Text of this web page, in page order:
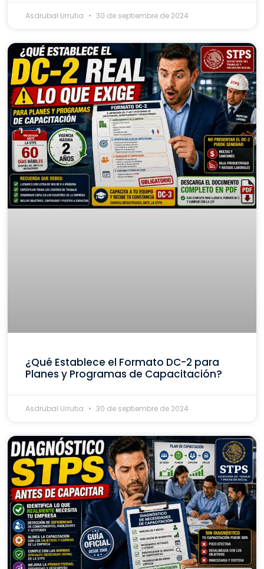
Asdrubal Urrutia 30 de septiembre de 2024
¿Qué Establece el Formato DC-2 para
Planes y Programas de Capacitación?
Asdrubal Urrutia 30 de septiembre de 2024